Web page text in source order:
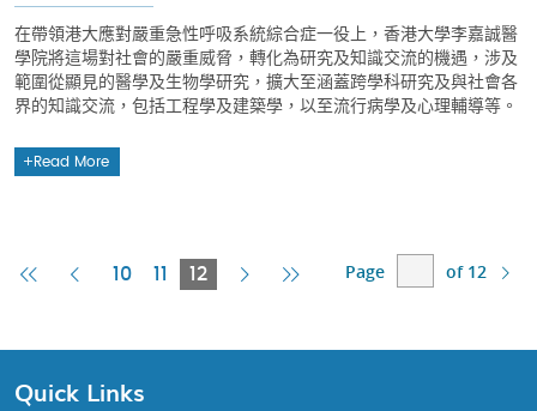
在帶領港大應對嚴重急性呼吸系統綜合症一役上，香港大學李嘉誠醫
學院將這場對社會的嚴重威脅，轉化為研究及知識交流的機遇，涉及
範圍從顯見的醫學及生物學研究，擴大至涵蓋跨學科研究及與社會各
界的知識交流，包括工程學及建築學，以至流行病學及心理輔導等。
Read More
FirstPrevious
10 11 12CurrentNext Last
Page of 12
Quick Links